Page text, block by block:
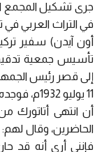
جرى تشكيل المجمع
في التراث العربي
أون آيدن) سفير
تأسيس جمعية تدقيق
إلى قصر رئيس
11 يوليو
أن انتهى أتاتورك
الحاضرين، وقال لهم:
فإنني أرى أنه قد